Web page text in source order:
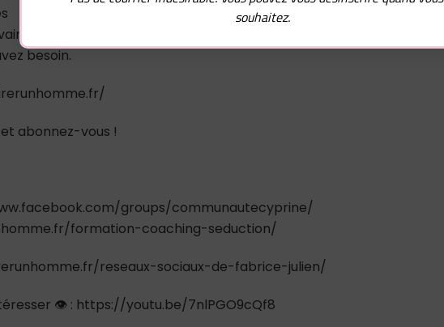
que cette vidéo de conseils en séduction pour femmes vous
besoin.
abonnez-vous !
groups/communautecyprine/
formation-coaching-seduction/
reseaux-sociaux-de-fabrice-julien/
👁 : https://youtu.be/7nlPGO9cQf8
souhaitez.